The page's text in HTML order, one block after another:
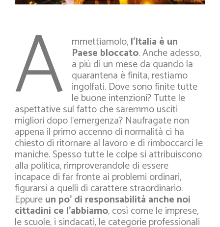
A mmettiamolo,l’Italia è un
Paese bloccato. Anche adesso,
a più di un mese da quando la
quarantena è finita, restiamo
ingolfati. Dove sono finite tutte
le buone intenzioni? Tutte le
aspettative sul fatto che saremmo usciti
migliori dopo l’emergenza? Naufragate non
appena il primo accenno di normalità ci ha
chiesto di ritornare al lavoro e di rimboccarci le
maniche. Spesso tutte le colpe si attribuiscono
alla politica, rimproverandole di essere
incapace di far fronte ai problemi ordinari,
figurarsi a quelli di carattere straordinario.
Eppureun po’ di responsabilità anche noi
cittadini ce l’abbiamo, così come le imprese,
le scuole, i sindacati, le categorie professionali